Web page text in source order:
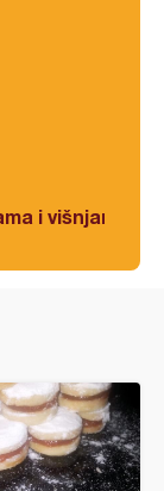
i višnjama